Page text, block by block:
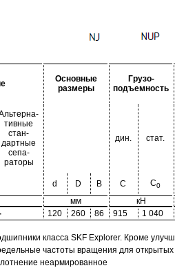
Основные
размеры
Грузо-
подъемность
тивные
стан-
дартные
сепа-
раторы
дин. стат.
d D B C C0
мм кН
120 260 86 915 1 040
класса SKF Explorer. Кроме
частоты вращения для
неармированное